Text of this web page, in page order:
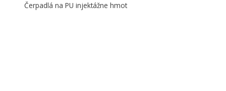
Čerpadlá na PU injektážne hmot